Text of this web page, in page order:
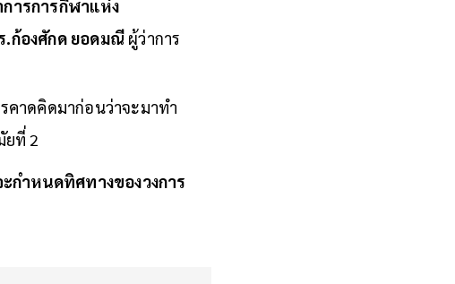
การการกีฬาแห่ง
.ก้องศักด ยอดมณี ผู้ว่าการ
คาดคิดมาก่อนว่าจะมาทำ
ยที่ 2
ำหนดทิศทางของวงการ